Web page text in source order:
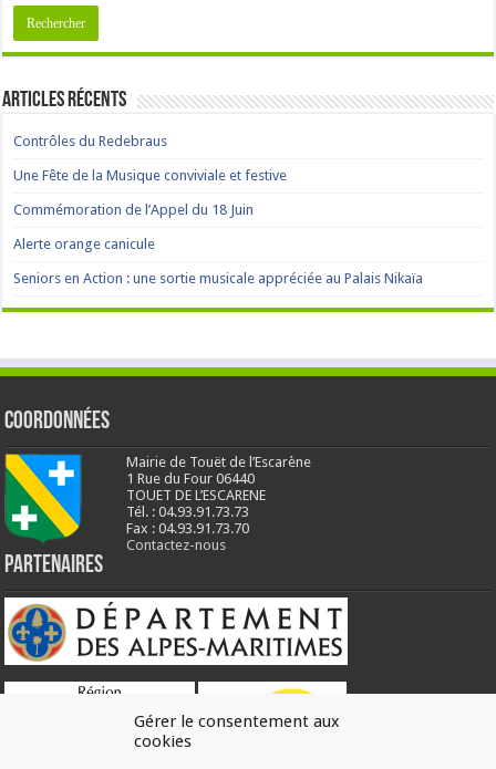
Gérer le consentement aux
cookies
Articles récents
Contrôles du Redebraus
Une Fête de la Musique conviviale et festive
Commémoration de l’Appel du 18 Juin
Alerte orange canicule
Seniors en Action : une sortie musicale appréciée au Palais Nikaïa
Coordonnées
Mairie de Touët de l’Escarène
1 Rue du Four 06440
TOUET DE L’ESCARENE
Tél. : 04.93.91.73.73
Fax : 04.93.91.73.70
Contactez-nous
Partenaires